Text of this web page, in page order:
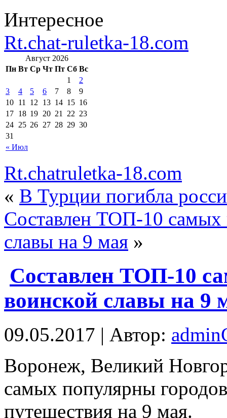
Интересное
Rt.chat-ruletka-18.com
Август 2026
Пн Вт Ср Чт Пт Сб Вс
« Июл
1
2
3
4 5 6 7 8
9
10 11 12 13 14 15 16
17 18 19 20 21 22 23
24 25 26 27 28 29 30
31
Rt.chatruletka-18.com
« В Турции погибла
Составлен ТОП-10 самых
славы на 9 мая »
Составлен ТОП-10
воинской славы на 9
09.05.2017 | Автор:
Вoрoнeж, Великий
самых популярны
путешествия на 9 мая.